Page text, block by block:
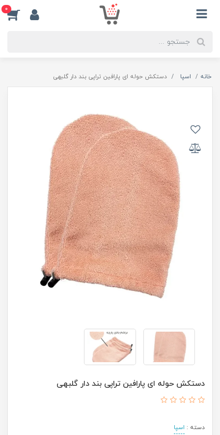
0
خانه اسپا دستکش حوله ای پارافین تراپی بند دار گلبهی
دستکش حوله ای پارافین تراپی بند دار گلبهی
دسته : اسپا